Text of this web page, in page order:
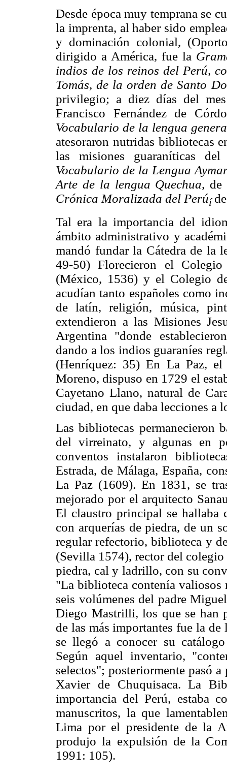
Desde época muy temprana se
la imprenta, al haber sido
y dominación colonial,
dirigido a América, fue la
indios de los reinos del Perú,
Tomás, de la orden de Santo
privilegio; a diez días del
Francisco Fernández de
Vocabulario de la lengua
atesoraron nutridas bibliotecas
las misiones guaraníticas
Vocabulario de la Lengua
Arte de la lengua Quechua, de
Crónica Moralizada del Perúí
Tal era la importancia del
ámbito administrativo y
mandó fundar la Cátedra de la
49-50) Florecieron el
(México, 1536) y el Colegio
acudían tanto españoles como
de latín, religión, música,
extendieron a las Misiones
Argentina "donde
dando a los indios guaraníes
(Henríquez: 35) En La Paz,
Moreno, dispuso en 1729 el
Cayetano Llano, natural de
ciudad, en que daba lecciones a
Las bibliotecas permanecieron
del virreinato, y algunas en
conventos instalaron
Estrada, de Málaga, España,
La Paz (1609). En 1831, se
mejorado por el arquitecto
El claustro principal se hallaba
con arquerías de piedra, de un
regular refectorio, biblioteca y
(Sevilla 1574), rector del colegio
piedra, cal y ladrillo, con su
"La biblioteca contenía valiosos
seis volúmenes del padre
Diego Mastrilli, los que se han
de las más importantes fue la
se llegó a conocer su
Según aquel inventario,
selectos"; posteriormente pasó
Xavier de Chuquisaca. La
importancia del Perú, estaba
manuscritos, la que
Lima por el presidente de la
produjo la expulsión de la
1991: 105).